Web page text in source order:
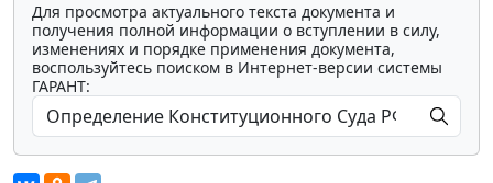
Для просмотра актуального текста документа и
получения полной информации о вступлении в силу,
изменениях и порядке применения документа,
воспользуйтесь поиском в Интернет-версии системы
ГАРАНТ: